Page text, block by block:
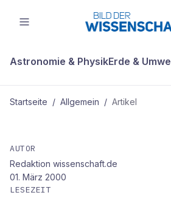
Astronomie & PhysikErde &
Startseite / Allgemein / Artikel
Europa ohne Wald
AUTOR
Redaktion wissenschaft.de
01. März 2000
LESEZEIT